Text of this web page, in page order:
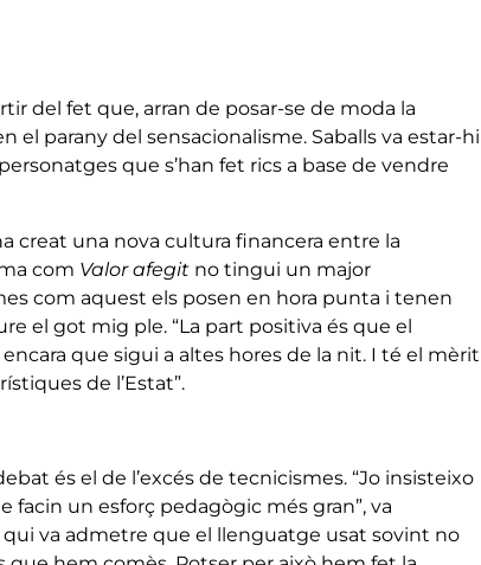
del fet que, arran de posar-se de moda la
el parany del sensacionalisme. Saballs va estar-hi
que s’han fet rics a base de vendre
creat una nova cultura financera entre la
com Valor afegit no tingui un major
com aquest els posen en hora punta i tenen
el got mig ple. “La part positiva és que el
que sigui a altes hores de la nit. I té el mèrit
de l’Estat”.
és el de l’excés de tecnicismes. “Jo insisteixo
facin un esforç pedagògic més gran”, va
qui va admetre que el llenguatge usat sovint no